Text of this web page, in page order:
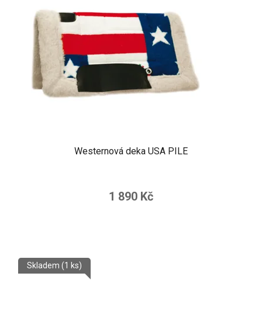
Westernová deka USA PILE
1 890 Kč
Skladem (1 ks)